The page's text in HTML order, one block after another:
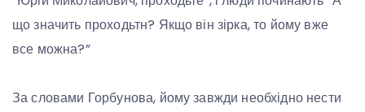
що значить проходьтн? Якщо він зірка, то йому вже
все можна?”
За словами Горбунова, йому завжди необхідно нести